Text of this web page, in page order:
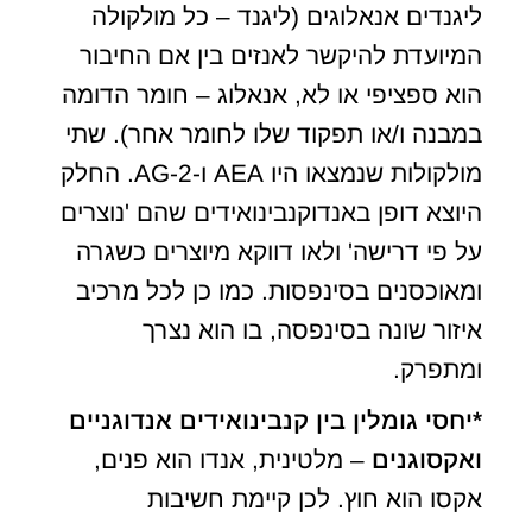
ליגנדים אנאלוגים (ליגנד – כל מולקולה
המיועדת להיקשר לאנזים בין אם החיבור
הוא ספציפי או לא, אנאלוג – חומר הדומה
במבנה ו/או תפקוד שלו לחומר אחר). שתי
מולקולות שנמצאו היו AEA ו-2-AG. החלק
היוצא דופן באנדוקנבינואידים שהם 'נוצרים
על פי דרישה' ולאו דווקא מיוצרים כשגרה
ומאוכסנים בסינפסות. כמו כן לכל מרכיב
איזור שונה בסינפסה, בו הוא נצרך
ומתפרק.
*יחסי גומלין בין קנבינואידים אנדוגניים
ואקסוגנים – מלטינית, אנדו הוא פנים,
אקסו הוא חוץ. לכן קיימת חשיבות